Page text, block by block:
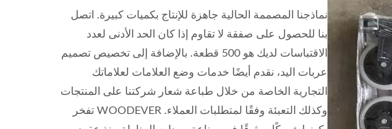
نماذجنا المصممة الحالية جاهزة للإنتاج بكميات كبيرة. اتصل
بنا للحصول على صفقة لا تقاوم إذا كان الحد الأدنى لعدد
الاقتباسات لديك هو 500 قطعة. بالإضافة إلى تخصيص تصميم
عربات اليد، نقدم أيضًا خدمات وضع العلامات لعلاماتك
التجارية الخاصة من خلال طباعة شعار شركتنا على المنتجات
وكذلك التعبئة وفقًا لمتطلبات العملاء. WOODEVER تفخر